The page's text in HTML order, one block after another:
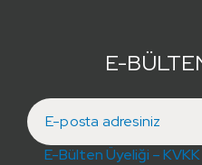
E-
E-Bülten Üyeliği –